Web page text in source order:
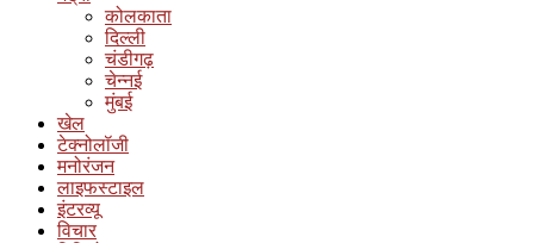
कोलकाता
दिल्ली
चंडीगढ़
चेन्नई
मुंबई
खेल
टेक्नोलॉजी
मनोरंजन
लाइफस्टाइल
इंटरव्यू
विचार